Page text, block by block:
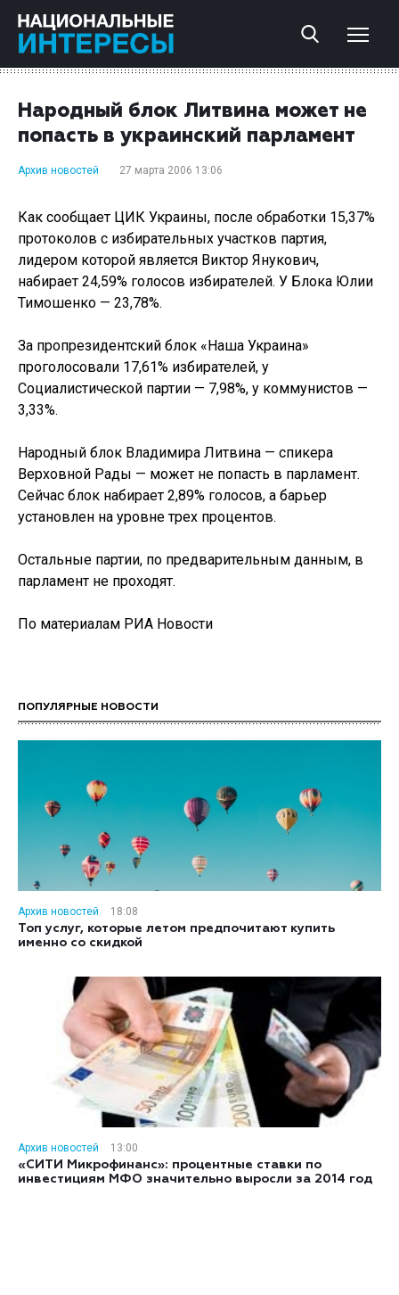
Народный блок Литвина может не
попасть в украинский парламент
Архив новостей 27 марта 2006 13:06
Как сообщает ЦИК Украины, после обработки 15,37%
протоколов с избирательных участков партия,
лидером которой является Виктор Янукович,
набирает 24,59% голосов избирателей. У Блока Юлии
Тимошенко — 23,78%.
За пропрезидентский блок «Наша Украина»
проголосовали 17,61% избирателей, у
Социалистической партии — 7,98%, у коммунистов —
3,33%.
Народный блок Владимира Литвина — спикера
Верховной Рады — может не попасть в парламент.
Сейчас блок набирает 2,89% голосов, а барьер
установлен на уровне трех процентов.
Остальные партии, по предварительным данным, в
парламент не проходят.
По материалам РИА Новости
ПОПУЛЯРНЫЕ НОВОСТИ
Архив новостей
18:08
Топ услуг, которые летом предпочитают купить
именно со скидкой
Архив новостей
13:00
«СИТИ Микрофинанс»: процентные ставки по
инвестициям МФО значительно выросли за 2014 год